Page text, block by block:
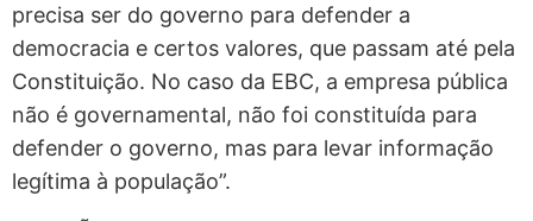
precisa ser do governo para defender a
democracia e certos valores, que passam até pela
Constituição. No caso da EBC, a empresa pública
não é governamental, não foi constituída para
defender o governo, mas para levar informação
legítima à população”.